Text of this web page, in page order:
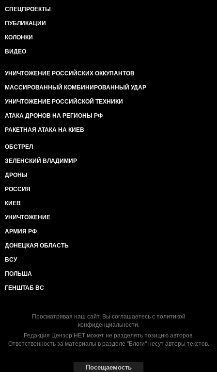
СПЕЦПРОЕКТЫ
ПУБЛИКАЦИИ
КОЛОНКИ
ВИДЕО
УНИЧТОЖЕНИЕ РОССИЙСКИХ ОККУПАНТОВ
МАССИРОВАННЫЙ КОМБИНИРОВАННЫЙ УДАР
УНИЧТОЖЕНИЕ РОССИЙСКОЙ ТЕХНИКИ
АТАКА ДРОНОВ НА РЕГИОНЫ РФ
РАКЕТНАЯ АТАКА НА КИЕВ
ОБСТРЕЛ
ЗЕЛЕНСКИЙ ВЛАДИМИР
ДРОНЫ
РОССИЯ
КИЕВ
УНИЧТОЖЕНИЕ
АРМИЯ РФ
ДОНЕЦКАЯ ОБЛАСТЬ
ВСУ
ПОЛЬША
ГЕНШТАБ ВС
Просматривая наш сайт, Вы соглашаетесь с политикой
конфиденциальности.
Редакция Цензор.НЕТ может не разделять позицию авторов.
Ответственность за материалы в разделе "Блоги" несут авторы текстов.
Посещаемость